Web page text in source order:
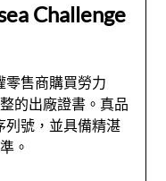
Challenge
零售商購買勞力
的出廠證書。真品
列號，並具備精湛
。